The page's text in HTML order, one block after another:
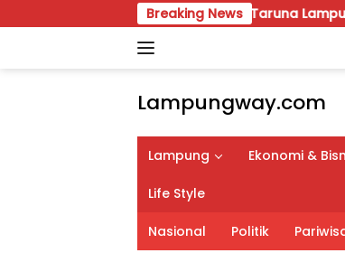
to
Breaking News
Pimpin Karang Taruna Lampung, Wahrul Fauzi:
Lampungway.com
Berita
Daerah
Lampung
Terpercaya
dan
Terupdate
Lampung Ekonomi &
Life Style
Nasional Politik